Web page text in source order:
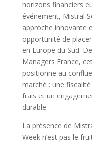
horizons financiers
événement, Mistral
approche innovante
opportunité de
en Europe du Sud.
Managers France,
positionne au
marché : une
frais et un
durable.
La présence de
Week n’est pas le